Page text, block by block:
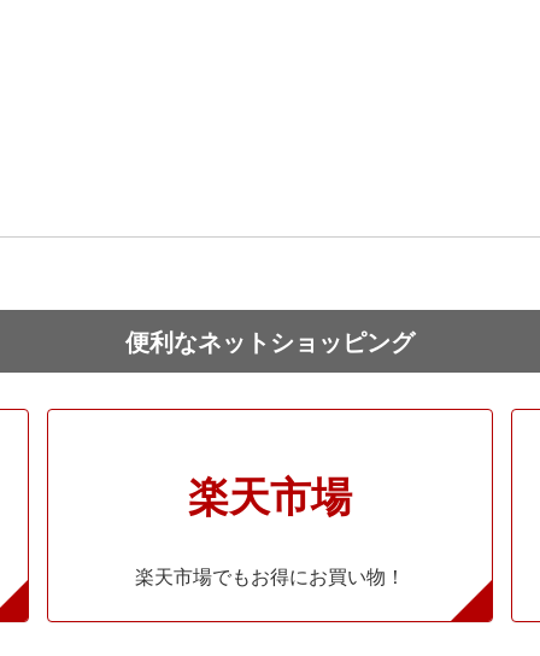
便利なネットショッピング
楽天市場
楽天市場でもお得にお買い物！